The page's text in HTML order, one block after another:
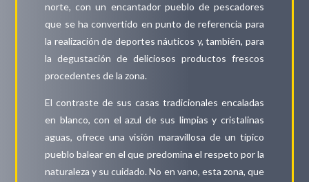
norte, con un encantador pueblo de pescadores
que se ha convertido en punto de referencia para
la realización de deportes náuticos y, también, para
la degustación de deliciosos productos frescos
procedentes de la zona.
El contraste de sus casas tradicionales encaladas
en blanco, con el azul de sus limpias y cristalinas
aguas, ofrece una visión maravillosa de un típico
pueblo balear en el que predomina el respeto por la
naturaleza y su cuidado. No en vano, esta zona, que